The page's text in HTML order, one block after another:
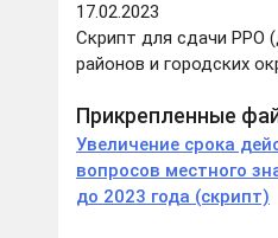
17.02.2023
Скрипт для сдачи РРО
районов и городских
Прикрепленные
Увеличение срока
вопросов местного
до 2023 года (скрипт)